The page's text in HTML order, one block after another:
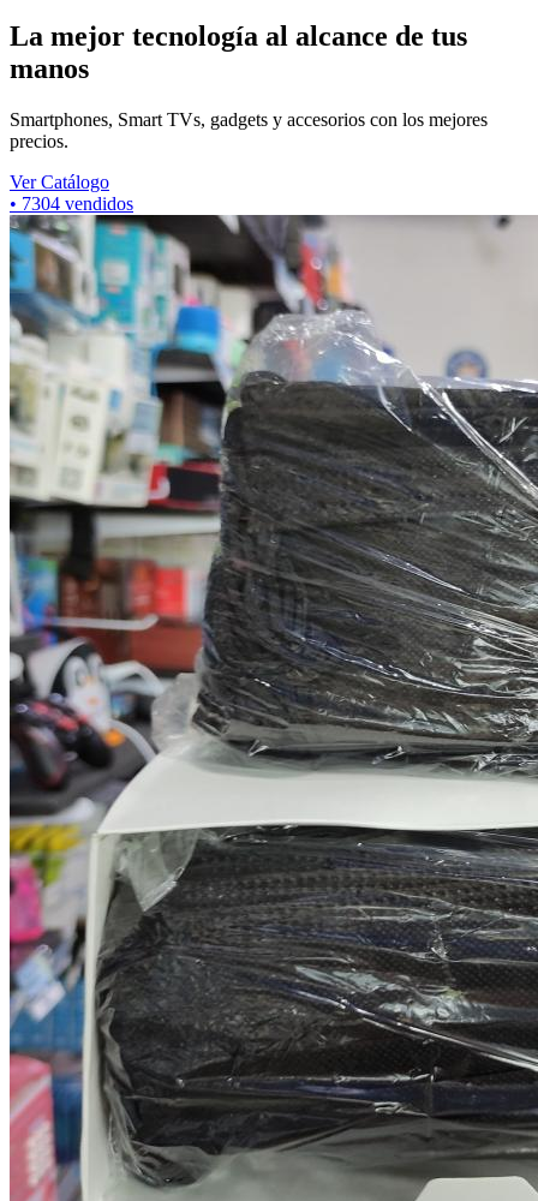
La mejor tecnología al alcance de tus
manos
Smartphones, Smart TVs, gadgets y accesorios con los mejores
precios.
Ver Catálogo
• 7304 vendidos